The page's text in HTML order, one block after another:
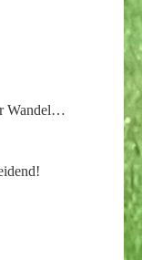
Wandel…